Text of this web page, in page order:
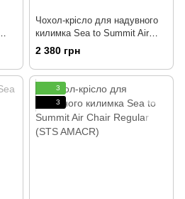
Чохол-крісло для надувного
килимка Sea to Summit Air
Chair, 202см, Black/Grey (STS
AMACL)
2 380 грн
3
3